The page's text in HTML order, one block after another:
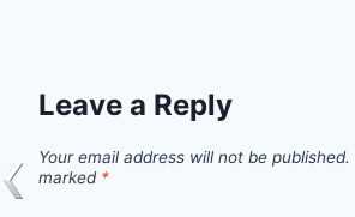
Leave a Reply
Your email address will not be published.
marked *